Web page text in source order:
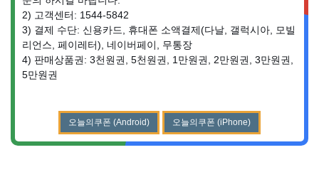
2) 고객센터: 1544-5842
3) 결제 수단: 신용카드, 휴대폰 소액결제(다날, 갤럭시아, 모빌
리언스, 페이레터), 네이버페이, 무통장
4) 판매상품권: 3천원권, 5천원권, 1만원권, 2만원권, 3만원권,
5만원권
오늘의쿠폰 (Android) 오늘의쿠폰 (iPhone)